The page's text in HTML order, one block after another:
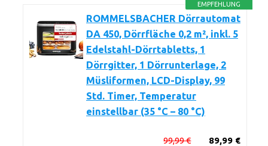
EMPFEHLUNG
ROMMELSBACHER Dörrautomat
DA 450, Dörrfläche 0,2 m², inkl. 5
Edelstahl-Dörrtabletts, 1
Dörrgitter, 1 Dörrunterlage, 2
Müsliformen, LCD-Display, 99
Std. Timer, Temperatur
einstellbar (35 °C – 80 °C)
89,99 €
99,99 €